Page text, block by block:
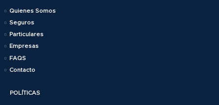
Quienes Somos
Seguros
Particulares
Empresas
FAQS
Contacto
POLÍTICAS